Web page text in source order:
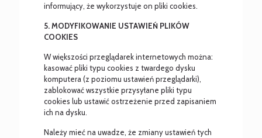
informujący, że wykorzystuje on pliki cookies.
5. MODYFIKOWANIE USTAWIEŃ PLIKÓW
COOKIES
W większości przeglądarek internetowych można:
kasować pliki typu cookies z twardego dysku
komputera (z poziomu ustawień przeglądarki),
zablokować wszystkie przysyłane pliki typu
cookies lub ustawić ostrzeżenie przed zapisaniem
ich na dysku.
Należy mieć na uwadze, że zmiany ustawień tych